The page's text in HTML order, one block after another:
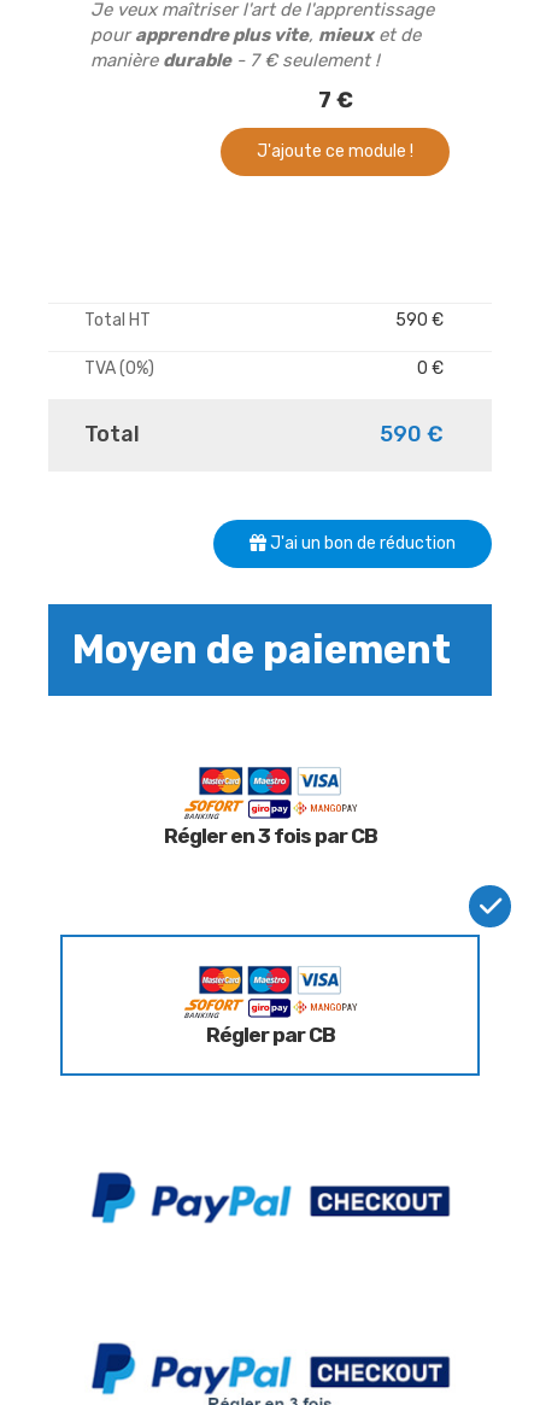
Je veux maîtriser l'art de l'apprentissage
pourapprendre plus vite, mieuxet de
manière durable- 7 € seulement !
7 €
J'ajoute ce module !
Total HT 590 €
TVA (0%) 0 €
Total 590 €
J'ai un bon de réduction
Moyen de paiement
Régler en 3 fois par CB
Régler par CB